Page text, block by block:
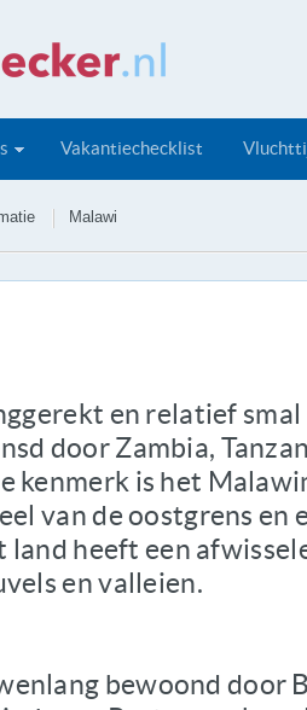
Vakantiechecklist
Malawi
en relatief
door Zambia,
kenmerk is het
van de oostgrens en
land heeft een
en valleien.
bewoond door